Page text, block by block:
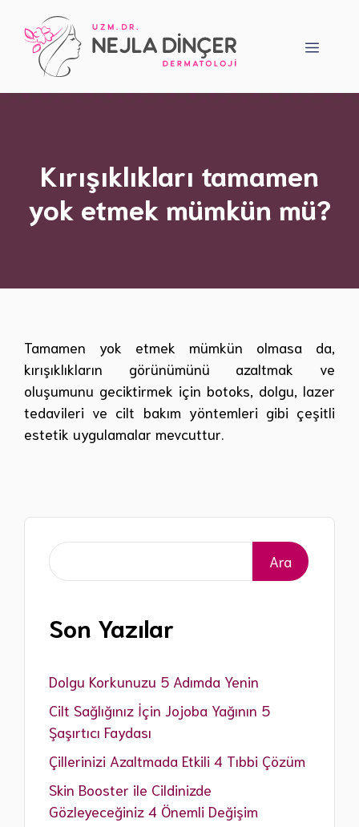
Menü
Kırışıklıkları tamamen
yok etmek mümkün mü?
Tamamen yok etmek mümkün olmasa da,
kırışıklıkların görünümünü azaltmak ve
oluşumunu geciktirmek için botoks, dolgu, lazer
tedavileri ve cilt bakım yöntemleri gibi çeşitli
estetik uygulamalar mevcuttur.
Ara Ara
Son Yazılar
Dolgu Korkunuzu 5 Adımda Yenin
Cilt Sağlığınız İçin Jojoba Yağının 5
Şaşırtıcı Faydası
Çillerinizi Azaltmada Etkili 4 Tıbbi Çözüm
Skin Booster ile Cildinizde
Gözleyeceğiniz 4 Önemli Değişim